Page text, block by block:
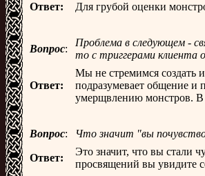
Ответ:
Для грубой оценки
Вопрос:
Проблема в следующем -
то с триггерами клиента
Ответ:
Мы не стремимся создать
подразумевает общение и
умерщвлению монстров. В
Вопрос: Что значит "вы
Ответ:
Это значит, что вы стали
просвящений вы увидите